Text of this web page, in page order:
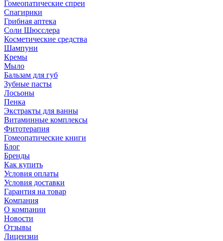
Гомеопатические спреи
Спагирики
Грибная аптека
Соли Шюсслера
Косметические средства
Шампуни
Кремы
Мыло
Бальзам для губ
Зубные пасты
Лосьоны
Пенка
Экстракты для ванны
Витаминные комплексы
Фитотерапия
Гомеопатические книги
Блог
Бренды
Как купить
Условия оплаты
Условия доставки
Гарантия на товар
Компания
О компании
Новости
Отзывы
Лицензии